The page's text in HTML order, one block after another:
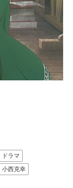
ドラマ
小西克幸